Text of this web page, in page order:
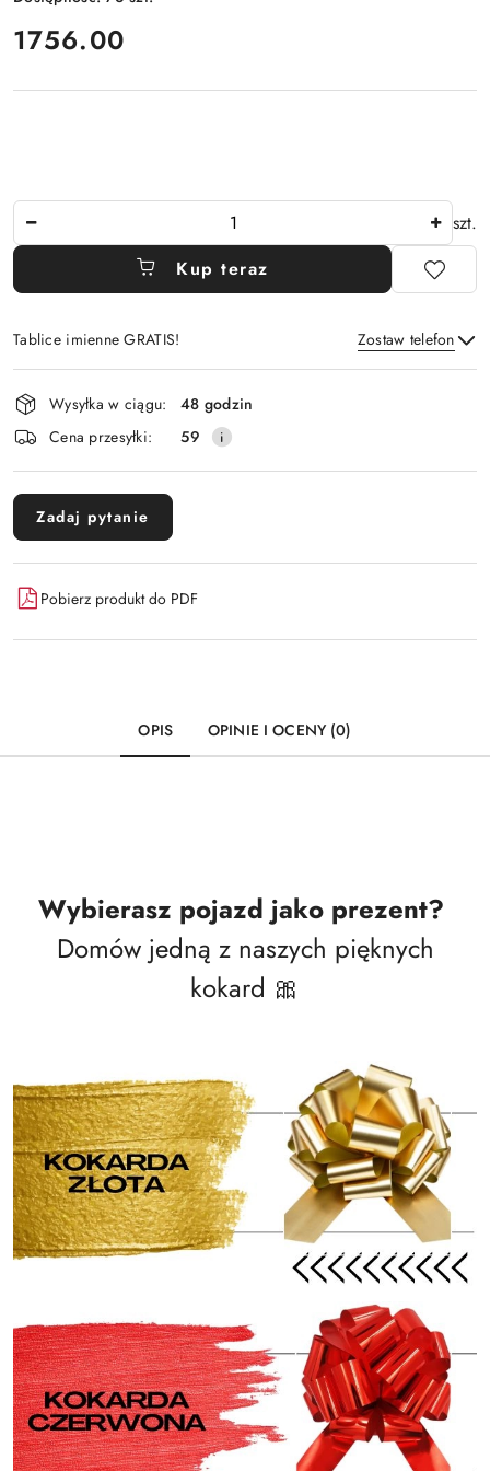
cena:
1756.00
szt.
Kup teraz
Tablice imienne GRATIS! Zostaw telefon
Wyślij
Dostępność
i
dostawa
Wysyłka w ciągu:
48 godzin
Cena przesyłki:
59
Zadaj pytanie
Pobierz produkt do PDF
OPIS OPINIE I OCENY (0)
Wybierasz pojazd jako prezent?
Domów jedną z naszych pięknych
kokard 🎀